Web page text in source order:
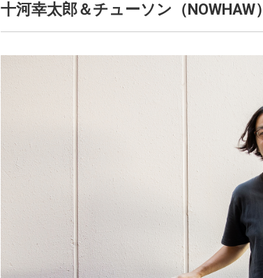
十河幸太郎＆チューソン（NOWHAW）